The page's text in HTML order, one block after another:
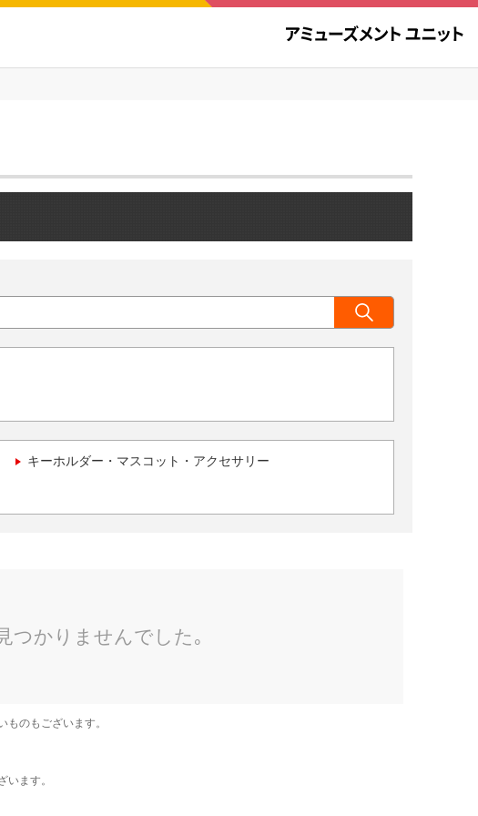
キーホルダー・マスコット・アクセサリー